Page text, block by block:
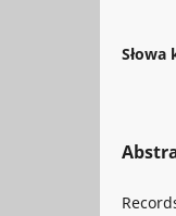
Słowa